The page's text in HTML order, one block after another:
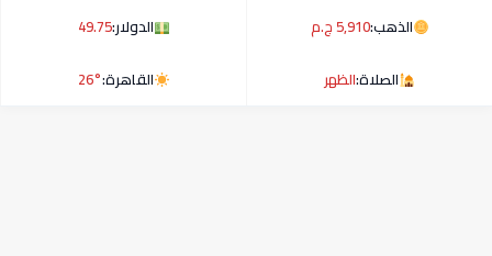
الذهب:5,910 ج.م الدولار:49.75
الصلاة:الظهر القاهرة:26°